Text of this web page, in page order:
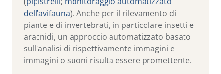
dell’avifauna). Anche per il rilevamento di
piante e di invertebrati, in particolare insetti e
aracnidi, un approccio automatizzato basato
sull’analisi di rispettivamente immagini e
immagini o suoni risulta essere promettente.